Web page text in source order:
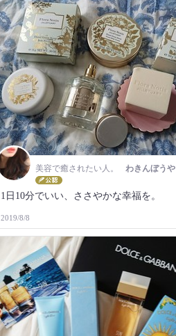
美容で癒されたい人。 わきんぼうや
1日10分でいい、ささやかな幸福を。
2019/8/8